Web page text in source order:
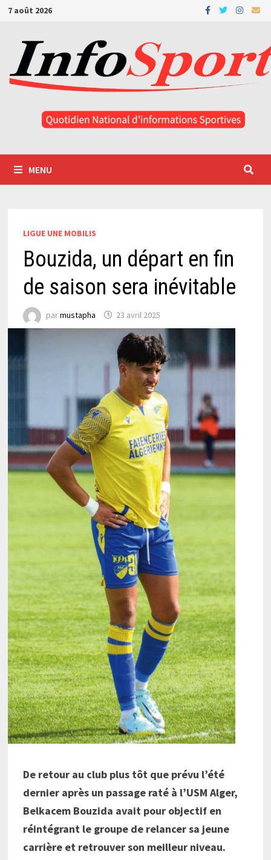
Passer
contenu
7 août 2026
MENU
LIGUE UNE MOBILIS
Bouzida, un départ en fin
de saison sera inévitable
parmustapha 23 avril 2025
De retour au club plus tôt que prévu l’été
dernier après un passage raté à l’USM Alger,
Belkacem Bouzida avait pour objectif en
réintégrant le groupe de relancer sa jeune
carrière et retrouver son meilleur niveau.